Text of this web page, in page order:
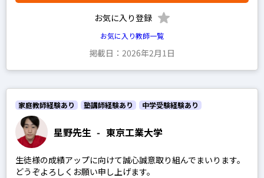
平岡塾
中学受験経験あり
高校受験経験あり
お気に入り登録
お気に入り教師一覧
掲載日：2026年2月1日
星野先生 - 東京工業大学
家庭教師経験あり 塾講師経験あり 中学受験経験あり
生徒様の成績アップに向けて誠心誠意取り組んでまいります。
どうぞよろしくお願い申し上げます。